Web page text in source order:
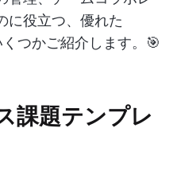
に役立つ、優れた
くつかご紹介します。🎯
課題テンプレ